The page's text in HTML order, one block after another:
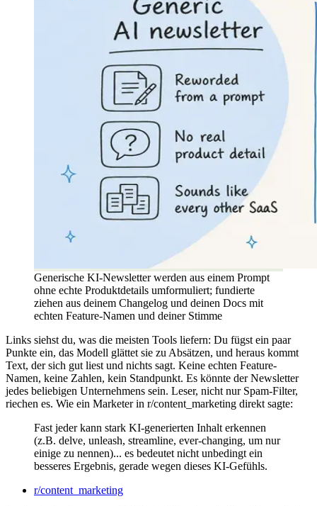
Generische KI-Newsletter werden aus einem Prompt
ohne echte Produktdetails umformuliert; fundierte
ziehen aus deinem Changelog und deinen Docs mit
echten Feature-Namen und deiner Stimme
Links siehst du, was die meisten Tools liefern: Du fügst ein paar
Punkte ein, das Modell glättet sie zu Absätzen, und heraus kommt
Text, der sich gut liest und nichts sagt. Keine echten Feature-
Namen, keine Zahlen, kein Standpunkt. Es könnte der Newsletter
jedes beliebigen Unternehmens sein. Leser, nicht nur Spam-Filter,
riechen es. Wie ein Marketer in r/content_marketing direkt sagte:
Fast jeder kann stark KI-generierten Inhalt erkennen
(z.B. delve, unleash, streamline, ever-changing, um nur
einige zu nennen)... es bedeutet nicht unbedingt ein
besseres Ergebnis, gerade wegen dieses KI-Gefühls.
r/content_marketing